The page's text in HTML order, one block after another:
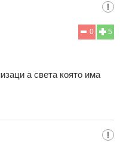
5
0
а света която има